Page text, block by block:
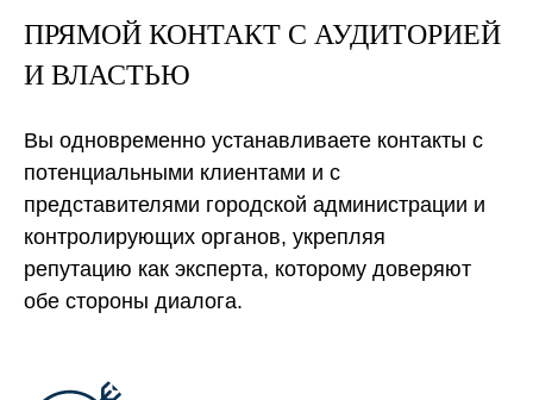
ПРЯМОЙ КОНТАКТ С АУДИТОРИЕЙ
И ВЛАСТЬЮ
Вы одновременно устанавливаете контакты с
потенциальными клиентами и с
представителями городской администрации и
контролирующих органов, укрепляя
репутацию как эксперта, которому доверяют
обе стороны диалога.